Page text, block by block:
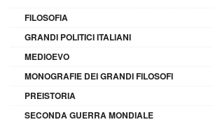
FILOSOFIA
GRANDI POLITICI ITALIANI
MEDIOEVO
MONOGRAFIE DEI GRANDI FILOSOFI
PREISTORIA
SECONDA GUERRA MONDIALE